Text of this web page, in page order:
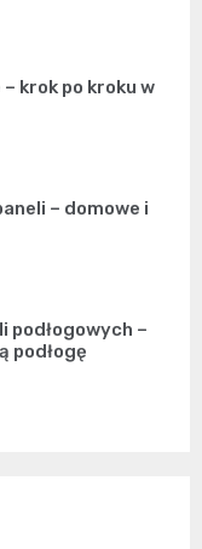
krok po kroku w
– domowe i
podłogowych –
podłogę